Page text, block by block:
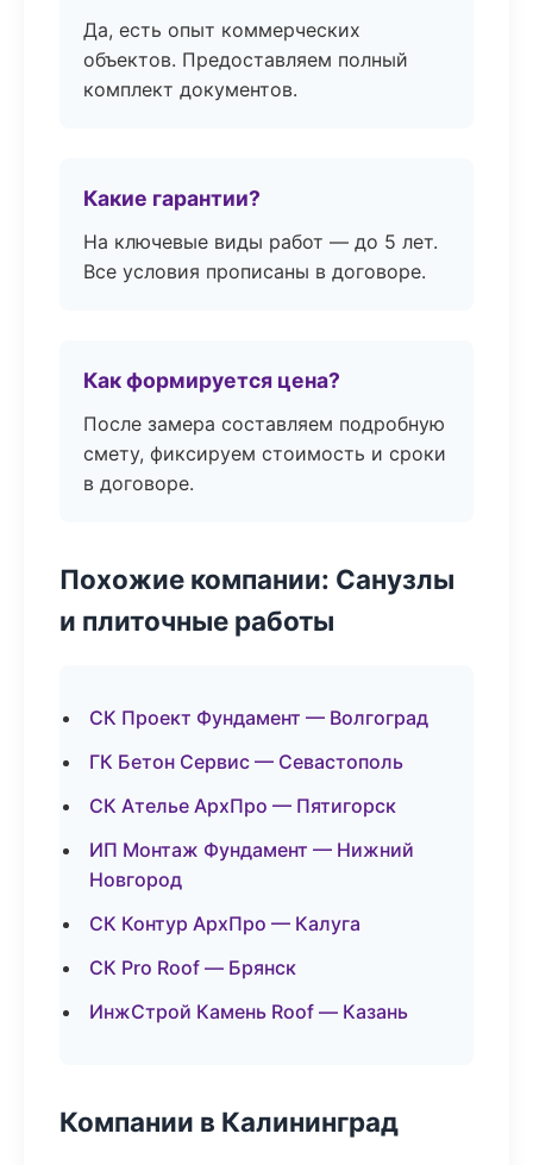
Да, есть опыт коммерческих
объектов. Предоставляем полный
комплект документов.
Какие гарантии?
На ключевые виды работ — до 5 лет.
Все условия прописаны в договоре.
Как формируется цена?
После замера составляем подробную
смету, фиксируем стоимость и сроки
в договоре.
Похожие компании: Санузлы
и плиточные работы
СК Проект Фундамент — Волгоград
ГК Бетон Сервис — Севастополь
СК Ателье АрхПро — Пятигорск
ИП Монтаж Фундамент — Нижний
Новгород
СК Контур АрхПро — Калуга
СК Pro Roof — Брянск
ИнжСтрой Камень Roof — Казань
Компании в Калининград